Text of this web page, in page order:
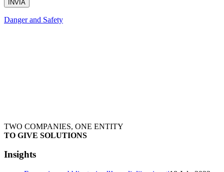
Author
Danger and Safety
TWO COMPANIES, ONE ENTITY
TO GIVE SOLUTIONS
Insights